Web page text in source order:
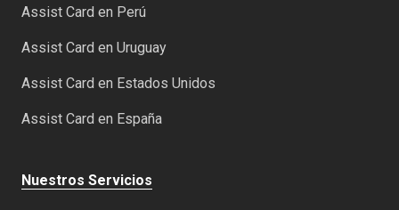
Assist Card en Perú
Assist Card en Uruguay
Assist Card en Estados Unidos
Assist Card en España
Nuestros Servicios